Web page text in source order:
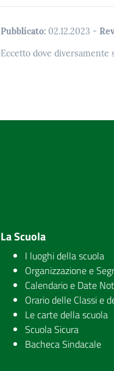
Pubblicato: 02.12.2023 -
Eccetto dove
La Scuola
I luoghi della scuola
Organizzazione e
Calendario e Date
Orario delle Classi e
Le carte della scuola
Scuola Sicura
Bacheca Sindacale